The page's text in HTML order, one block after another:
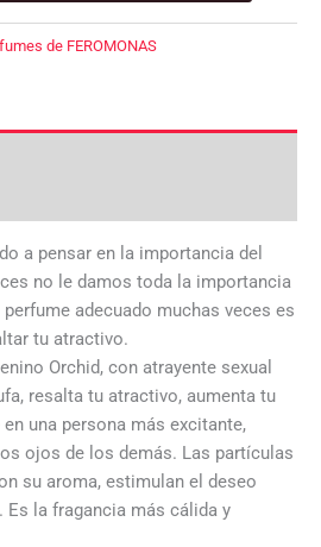
de FEROMONAS
a pensar en la importancia del
no le damos toda la importancia
adecuado muchas veces es
tu atractivo.
Orchid, con atrayente sexual
resalta tu atractivo, aumenta tu
una persona más excitante,
ojos de los demás. Las partículas
su aroma, estimulan el deseo
Es la fragancia más cálida y